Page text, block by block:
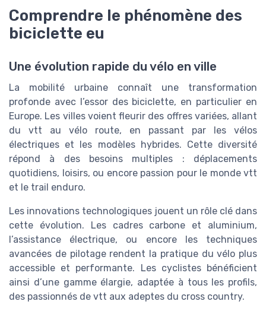
Comprendre le phénomène des
biciclette eu
Une évolution rapide du vélo en ville
La mobilité urbaine connaît une transformation
profonde avec l’essor des biciclette, en particulier en
Europe. Les villes voient fleurir des offres variées, allant
du vtt au vélo route, en passant par les vélos
électriques et les modèles hybrides. Cette diversité
répond à des besoins multiples : déplacements
quotidiens, loisirs, ou encore passion pour le monde vtt
et le trail enduro.
Les innovations technologiques jouent un rôle clé dans
cette évolution. Les cadres carbone et aluminium,
l’assistance électrique, ou encore les techniques
avancées de pilotage rendent la pratique du vélo plus
accessible et performante. Les cyclistes bénéficient
ainsi d’une gamme élargie, adaptée à tous les profils,
des passionnés de vtt aux adeptes du cross country.